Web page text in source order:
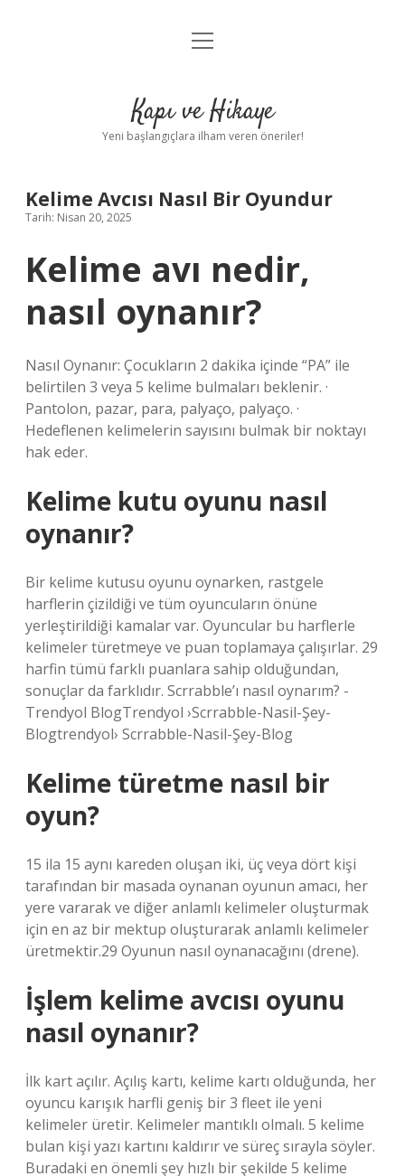
Anasayfa
Yasal Uyarı
menüyü
Kapı ve Hikaye
Yeni başlangıçlara ilham veren öneriler!
Kelime Avcısı Nasıl Bir Oyundur
Tarih: Nisan 20, 2025
Kelime avı nedir,
nasıl oynanır?
Nasıl Oynanır: Çocukların 2 dakika içinde “PA” ile
belirtilen 3 veya 5 kelime bulmaları beklenir. ·
Pantolon, pazar, para, palyaço, palyaço. ·
Hedeflenen kelimelerin sayısını bulmak bir noktayı
hak eder.
Kelime kutu oyunu nasıl
oynanır?
Bir kelime kutusu oyunu oynarken, rastgele
harflerin çizildiği ve tüm oyuncuların önüne
yerleştirildiği kamalar var. Oyuncular bu harflerle
kelimeler türetmeye ve puan toplamaya çalışırlar. 29
harfin tümü farklı puanlara sahip olduğundan,
sonuçlar da farklıdır. Scrrabble’ı nasıl oynarım? -
Trendyol BlogTrendyol ›Scrrabble-Nasil-Şey-
Blogtrendyol› Scrrabble-Nasil-Şey-Blog
Kelime türetme nasıl bir
oyun?
15 ila 15 aynı kareden oluşan iki, üç veya dört kişi
tarafından bir masada oynanan oyunun amacı, her
yere vararak ve diğer anlamlı kelimeler oluşturmak
için en az bir mektup oluşturarak anlamlı kelimeler
üretmektir.29 Oyunun nasıl oynanacağını (drene).
İşlem kelime avcısı oyunu
nasıl oynanır?
İlk kart açılır. Açılış kartı, kelime kartı olduğunda, her
oyuncu karışık harfli geniş bir 3 fleet ile yeni
kelimeler üretir. Kelimeler mantıklı olmalı. 5 kelime
bulan kişi yazı kartını kaldırır ve süreç sırayla söyler.
Buradaki en önemli şey hızlı bir şekilde 5 kelime